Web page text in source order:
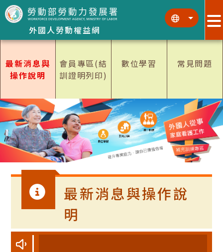
跳到主要內容區塊
跳到主要內容區塊
外國人勞動權益網
::: :::
最新消息與
操作說明
會員專區(結
訓證明列印)
數位學習 常見問題
最新消息與操作說
明